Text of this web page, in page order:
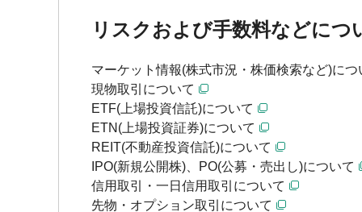
リスクおよび手数料などにつ
マーケット情報(株式市況・株価検索など)につ
現物取引について
ETF(上場投資信託)について
ETN(上場投資証券)について
REIT(不動産投資信託)について
IPO(新規公開株)、PO(公募・売出し)について
信用取引・一日信用取引について
先物・オプション取引について